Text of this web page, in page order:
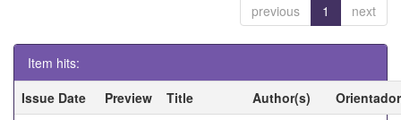
previous 1 next
Item hits:
Issue Date
Preview Title Author(s)
Orientador